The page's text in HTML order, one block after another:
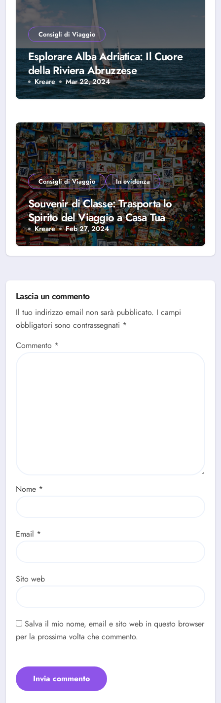
Consigli di Viaggio
Esplorare Alba Adriatica: Il Cuore
della Riviera Abruzzese
Kreare Mar 22, 2024
Consigli di Viaggio In evidenza
Souvenir di Classe: Trasporta lo
Spirito del Viaggio a Casa Tua
Kreare Feb 27, 2024
Lascia un commento
Il tuo indirizzo email non sarà pubblicato. I campi
obbligatori sono contrassegnati *
Commento *
Nome *
Email *
Sito web
Salva il mio nome, email e sito web in questo browser
per la prossima volta che commento.